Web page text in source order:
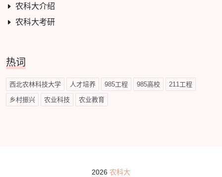
农科大介绍
农科大考研
热词
西北农林科技大学 人才培养 985工程 985高校 211工程
乡村振兴 农业科技 农业教育
2026 农科大